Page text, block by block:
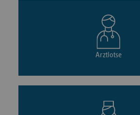
Arztlotse